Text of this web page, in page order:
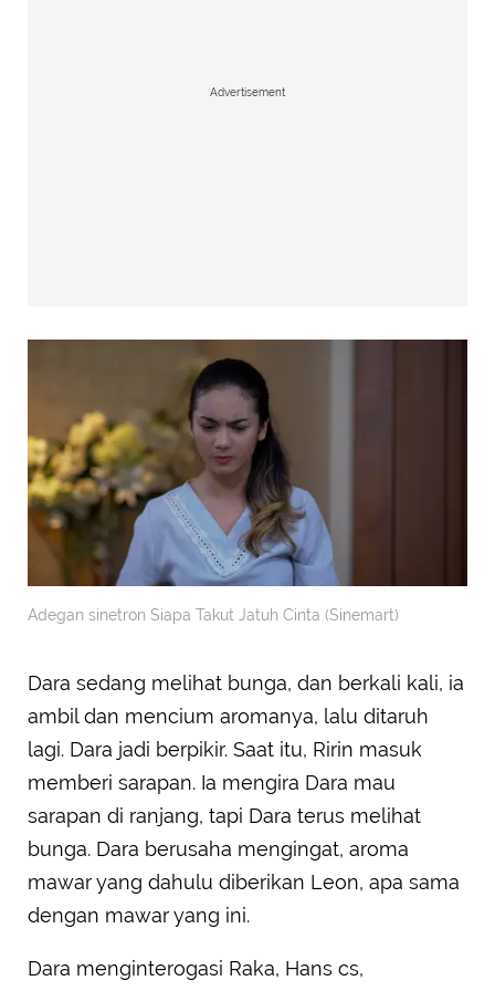
Advertisement
Adegan sinetron Siapa Takut Jatuh Cinta (Sinemart)
Dara sedang melihat bunga, dan berkali kali, ia
ambil dan mencium aromanya, lalu ditaruh
lagi. Dara jadi berpikir. Saat itu, Ririn masuk
memberi sarapan. Ia mengira Dara mau
sarapan di ranjang, tapi Dara terus melihat
bunga. Dara berusaha mengingat, aroma
mawar yang dahulu diberikan Leon, apa sama
dengan mawar yang ini.
Dara menginterogasi Raka, Hans cs,